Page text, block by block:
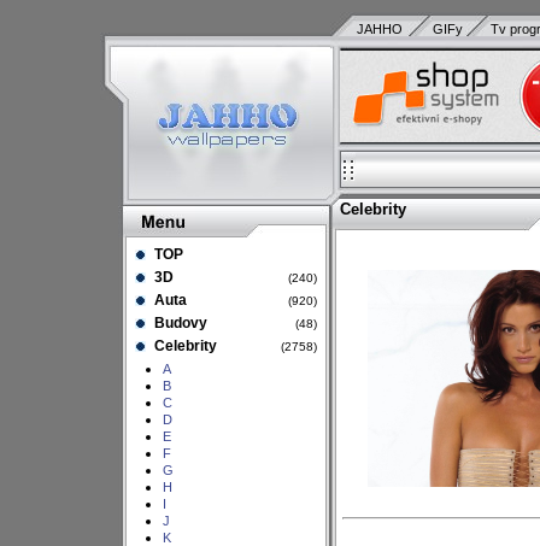
TOP
3D
(240)
Auta (920)
Budovy (48)
Celebrity (2758)
A
B
C
D
E
F
G
H
I
J
K
JAHHO GIFy Tv
Celebrity